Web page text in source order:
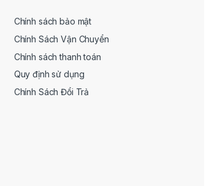
Chính sách bảo mật
Chính Sách Vận Chuyển
Chính sách thanh toán
Quy định sử dụng
Chính Sách Đổi Trả